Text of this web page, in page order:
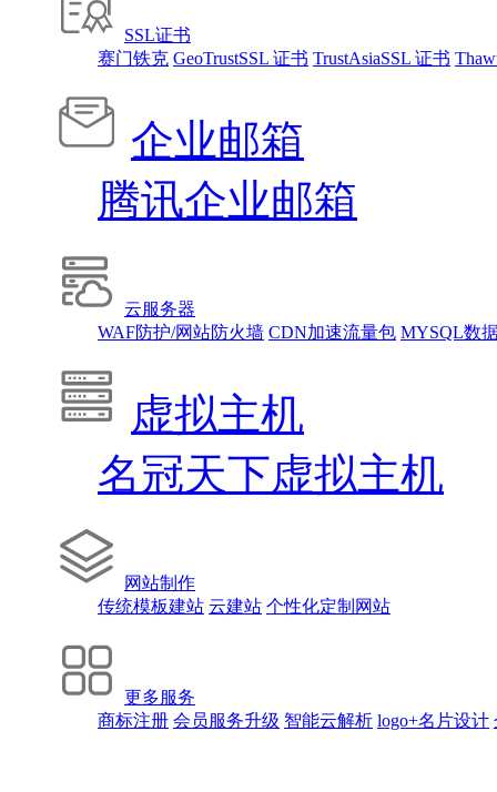
10分钟做网站 只需1380元！
找人做网站/服务器维护！
SSL证书
赛门铁克 GeoTrustSSL 证书 TrustAsiaSSL 证书
企业邮箱
腾讯企业邮箱
云服务器
WAF防护/网站防火墙 CDN加速流量包 MYSQL数
虚拟主机
名冠天下虚拟主机
网站制作
传统模板建站 云建站 个性化定制网站
更多服务
商标注册 会员服务升级 智能云解析 logo+名片设计